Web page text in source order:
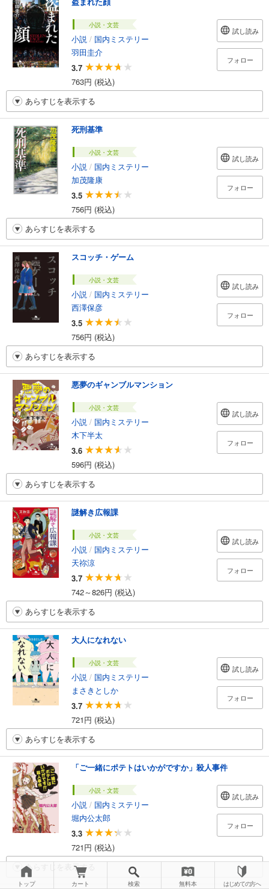
小説・文芸
小説 / 国内ミステリー
羽田圭介
3.7
763円 (税込)
試し読み
フォロー
あらすじを表示する
死刑基準
小説・文芸
小説 / 国内ミステリー
加茂隆康
3.5
756円 (税込)
試し読み
フォロー
あらすじを表示する
スコッチ・ゲーム
小説・文芸
小説 / 国内ミステリー
西澤保彦
3.5
756円 (税込)
試し読み
フォロー
あらすじを表示する
悪夢のギャンブルマンション
小説・文芸
小説 / 国内ミステリー
木下半太
3.6
596円 (税込)
試し読み
フォロー
あらすじを表示する
謎解き広報課
小説・文芸
小説 / 国内ミステリー
天祢涼
3.7
742～826円 (税込)
試し読み
フォロー
あらすじを表示する
大人になれない
小説・文芸
小説 / 国内ミステリー
まさきとしか
3.7
721円 (税込)
試し読み
フォロー
あらすじを表示する
「ご一緒にポテトはいかがですか」殺人事件
小説・文芸
小説 / 国内ミステリー
堀内公太郎
3.3
721円 (税込)
試し読み
フォロー
あらすじを表示する
トップ カート 検索 無料本 はじめての方へ